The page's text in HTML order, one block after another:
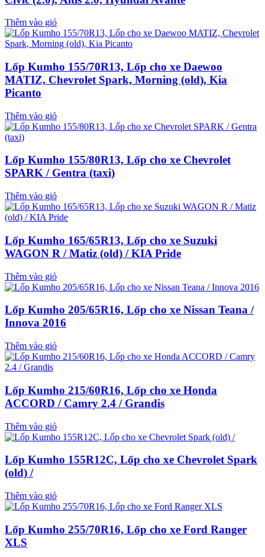
Thêm vào giỏ
Lốp Kumho 155/70R13, Lốp cho xe Daewoo
MATIZ, Chevrolet Spark, Morning (old), Kia
Picanto
Thêm vào giỏ
Lốp Kumho 155/80R13, Lốp cho xe Chevrolet
SPARK / Gentra (taxi)
Thêm vào giỏ
Lốp Kumho 165/65R13, Lốp cho xe Suzuki
WAGON R / Matiz (old) / KIA Pride
Thêm vào giỏ
Lốp Kumho 205/65R16, Lốp cho xe Nissan Teana /
Innova 2016
Thêm vào giỏ
Lốp Kumho 215/60R16, Lốp cho xe Honda
ACCORD / Camry 2.4 / Grandis
Thêm vào giỏ
Lốp Kumho 155R12C, Lốp cho xe Chevrolet Spark
(old) /
Thêm vào giỏ
Lốp Kumho 255/70R16, Lốp cho xe Ford Ranger
XLS